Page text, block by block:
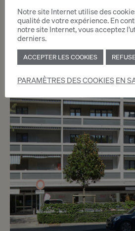
Rue des Maraîchers 8
Genève
m2
Notre site Internet utilise des
qualité de votre expérience. En
notre site Internet, vous acceptez
derniers.
ACCEPTER LES COOKIES
PARAMÈTRES DES COOKIESEN